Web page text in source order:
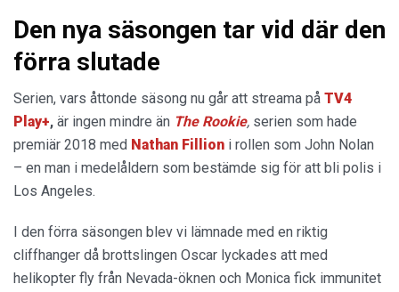
Den nya säsongen tar vid där den
förra slutade
Serien, vars åttonde säsong nu går att streama på TV4
Play+, är ingen mindre än The Rookie, serien som hade
premiär 2018 med Nathan Fillion i rollen som John Nolan
– en man i medelåldern som bestämde sig för att bli polis i
Los Angeles.
I den förra säsongen blev vi lämnade med en riktig
cliffhanger då brottslingen Oscar lyckades att med
helikopter fly från Nevada-öknen och Monica fick immunitet